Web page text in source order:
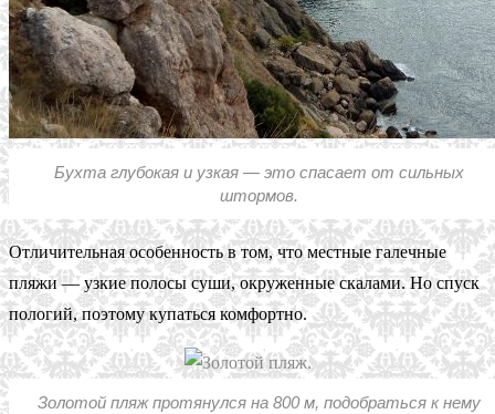
Бухта глубокая и узкая — это спасает от сильных
штормов.
Отличительная особенность в том, что местные галечные
пляжи — узкие полосы суши, окруженные скалами. Но спуск
пологий, поэтому купаться комфортно.
Золотой пляж протянулся на 800 м, подобраться к нему